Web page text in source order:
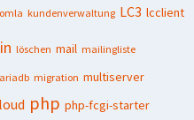
kundenverwaltung LC3 lcclient
löschen mail mailingliste
migration multiserver
php php-fcgi-starter